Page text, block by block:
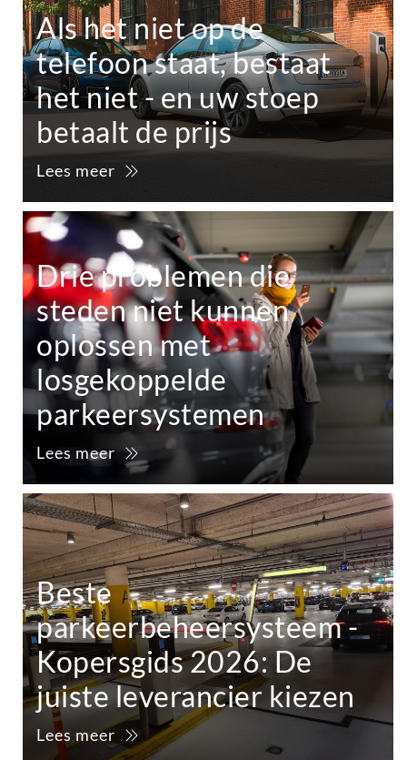
Als het niet op de
telefoon staat, bestaat
het niet - en uw stoep
betaalt de prijs
Lees meer
Drie problemen die
steden niet kunnen
oplossen met
losgekoppelde
parkeersystemen
Lees meer
Beste
parkeerbeheersysteem -
Kopersgids 2026: De
juiste leverancier kiezen
Lees meer